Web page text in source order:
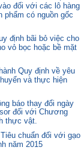
đối với các lô hàng
phẩm có nguồn gốc
định bãi bỏ việc cho
vỏ bọc hoặc bề mặt
Quy định về yêu
và thực hiện
báo thay đổi ngày
đối với Chương
thực vật.
chuẩn đối với gạo
năm 2015